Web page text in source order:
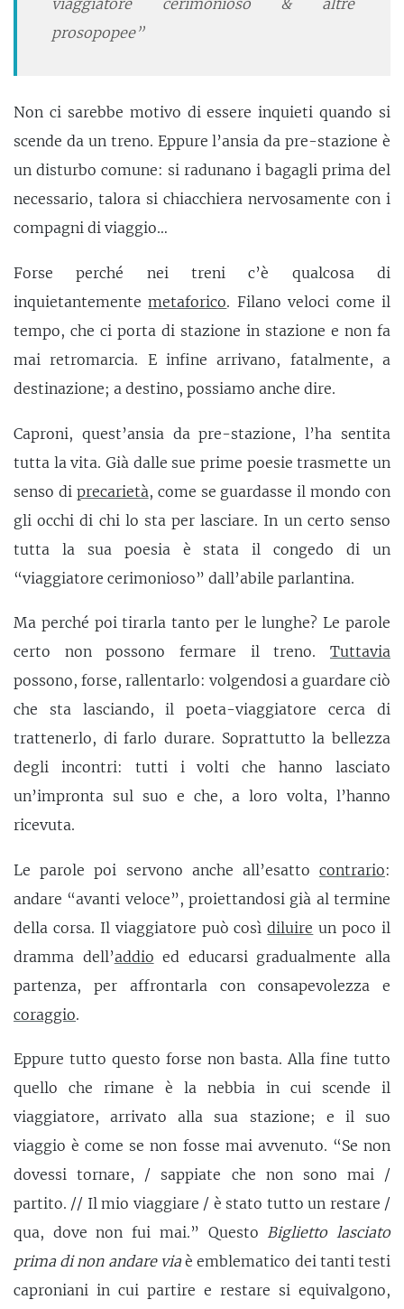
viaggiatore cerimonioso & altre
prosopopee”
Non ci sarebbe motivo di essere inquieti quando si
scende da un treno. Eppure l’ansia da pre-stazione è
un disturbo comune: si radunano i bagagli prima del
necessario, talora si chiacchiera nervosamente con i
compagni di viaggio…
Forse perché nei treni c’è qualcosa di
inquietantementemetaforico. Filano veloci come il
tempo, che ci porta di stazione in stazione e non fa
mai retromarcia. E infine arrivano, fatalmente, a
destinazione; a destino, possiamo anche dire.
Caproni, quest’ansia da pre-stazione, l’ha sentita
tutta la vita. Già dalle sue prime poesie trasmette un
senso di precarietà, come se guardasse il mondo con
gli occhi di chi lo sta per lasciare. In un certo senso
tutta la sua poesia è stata il congedo di un
“viaggiatore cerimonioso” dall’abile parlantina.
Ma perché poi tirarla tanto per le lunghe? Le parole
certo non possono fermare il treno. Tuttavia
possono, forse, rallentarlo: volgendosi a guardare ciò
che sta lasciando, il poeta-viaggiatore cerca di
trattenerlo, di farlo durare. Soprattutto la bellezza
degli incontri: tutti i volti che hanno lasciato
un’impronta sul suo e che, a loro volta, l’hanno
ricevuta.
Le parole poi servono anche all’esatto contrario:
andare “avanti veloce”, proiettandosi già al termine
della corsa. Il viaggiatore può cosìdiluire un poco il
dramma dell’addio ed educarsi gradualmente alla
partenza, per affrontarla con consapevolezza e
coraggio.
Eppure tutto questo forse non basta. Alla fine tutto
quello che rimane è la nebbia in cui scende il
viaggiatore, arrivato alla sua stazione; e il suo
viaggio è come se non fosse mai avvenuto. “Se non
dovessi tornare, / sappiate che non sono mai /
partito. // Il mio viaggiare / è stato tutto un restare /
qua, dove non fui mai.” Questo Biglietto lasciato
prima di non andare viaè emblematico dei tanti testi
caproniani in cui partire e restare si equivalgono,